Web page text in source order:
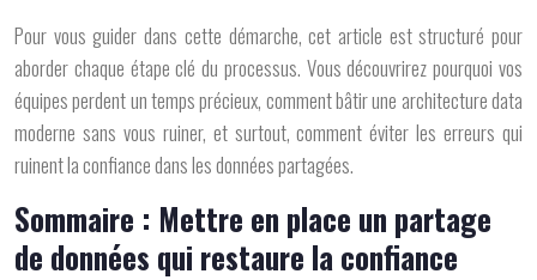
Pour vous guider dans cette démarche, cet article est structuré pour
aborder chaque étape clé du processus. Vous découvrirez pourquoi vos
équipes perdent un temps précieux, comment bâtir une architecture data
moderne sans vous ruiner, et surtout, comment éviter les erreurs qui
ruinent la confiance dans les données partagées.
Sommaire : Mettre en place un partage
de données qui restaure la confiance